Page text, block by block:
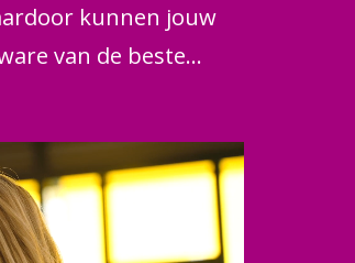
kunnen jouw
van de beste
maken en slimme AI
goed bij jou. In
idee tot eindproduct.